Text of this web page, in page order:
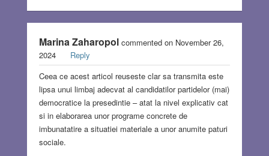
Marina Zaharopolcommented on November 26,
2024
Reply
Ceea ce acest articol reuseste clar sa transmita este
lipsa unui limbaj adecvat al candidatilor partidelor (mai)
democratice la presedintie – atat la nivel explicativ cat
si in elaborarea unor programe concrete de
imbunatatire a situatiei materiale a unor anumite paturi
sociale.